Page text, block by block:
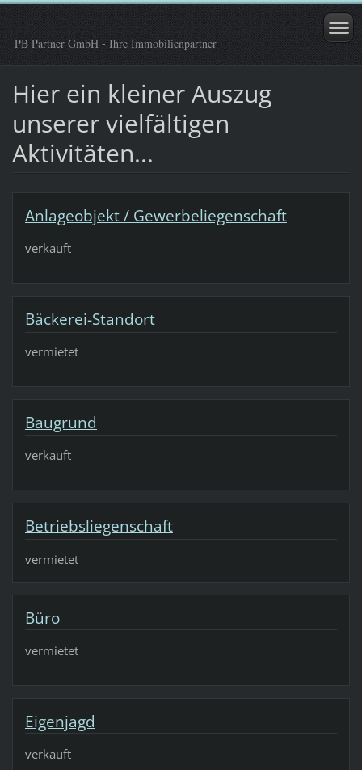
PB Partner GmbH - Ihre Immobilienpartner
Hier ein kleiner Auszug
unserer vielfältigen
Aktivitäten...
Anlageobjekt / Gewerbeliegenschaft
verkauft
Bäckerei-Standort
vermietet
Baugrund
verkauft
Betriebsliegenschaft
vermietet
Büro
vermietet
Eigenjagd
verkauft